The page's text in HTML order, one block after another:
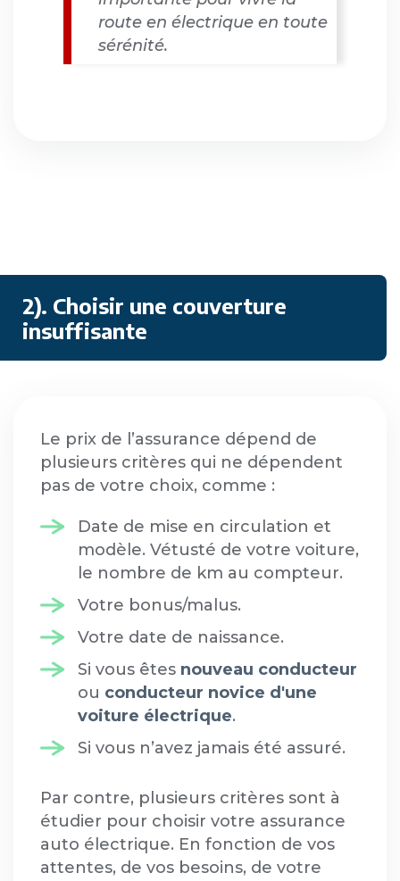
route en électrique en toute
sérénité.
2). Choisir une couverture
insuffisante
Le prix de l’assurance dépend de
plusieurs critères qui ne dépendent
pas de votre choix, comme :
Date de mise en circulation et
modèle. Vétusté de votre voiture,
le nombre de km au compteur.
Votre bonus/malus.
Votre date de naissance.
Si vous êtes nouveau conducteur
ou conducteur novice d'une
voiture électrique.
Si vous n’avez jamais été assuré.
Par contre, plusieurs critères sont à
étudier pour choisir votre assurance
auto électrique. En fonction de vos
attentes, de vos besoins, de votre